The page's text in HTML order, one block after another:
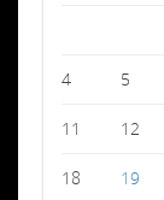
4 5
11 12
18 19